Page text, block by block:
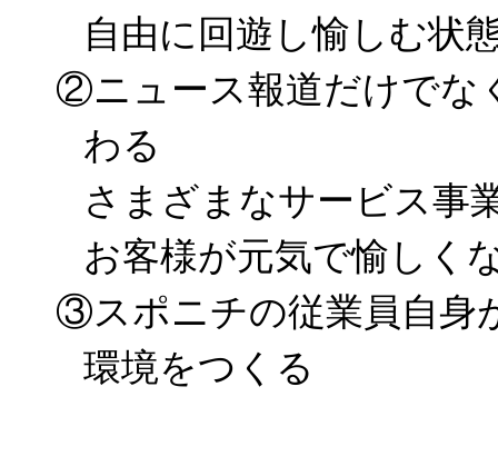
自由に回遊し愉しむ状
②ニュース報道だけでな
わる
さまざまなサービス事
お客様が元気で愉しく
③スポニチの従業員自身
環境をつくる